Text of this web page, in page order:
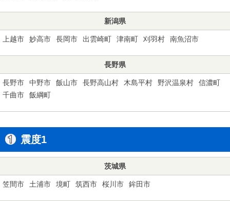
新潟県
上越市 妙高市 長岡市 出雲崎町 津南町 刈羽村 南魚沼市
長野県
長野市 中野市 飯山市 長野高山村 木島平村 野沢温泉村
信濃町
千曲市
飯綱町
震度1
茨城県
笠間市 土浦市 境町 筑西市 桜川市 鉾田市